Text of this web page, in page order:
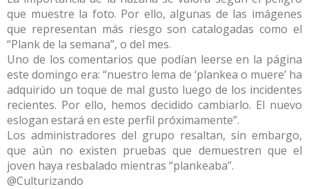
que muestre la foto. Por ello, algunas de las imágenes
que representan más riesgo son catalogadas como el
“Plank de la semana”, o del mes.
Uno de los comentarios que podían leerse en la página
este domingo era: “nuestro lema de ‘plankea o muere’ ha
adquirido un toque de mal gusto luego de los incidentes
recientes. Por ello, hemos decidido cambiarlo. El nuevo
eslogan estará en este perfil próximamente”.
Los administradores del grupo resaltan, sin embargo,
que aún no existen pruebas que demuestren que el
joven haya resbalado mientras “plankeaba”.
@Culturizando